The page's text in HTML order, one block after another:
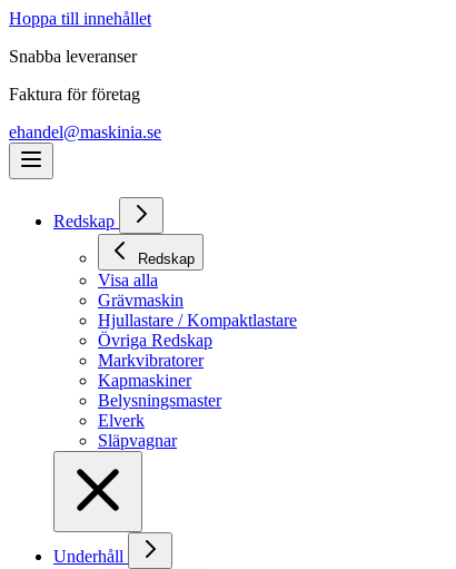
Hoppa till innehållet
Snabba leveranser
Faktura för företag
ehandel@maskinia.se
Redskap
Redskap
Visa alla
Grävmaskin
Hjullastare / Kompaktlastare
Övriga Redskap
Markvibratorer
Kapmaskiner
Belysningsmaster
Elverk
Släpvagnar
Underhåll